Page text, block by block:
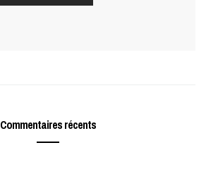
Commentaires récents